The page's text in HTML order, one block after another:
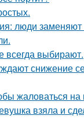
люди заменяют
всегда выбирают.
снижение
жаловаться
взяла и